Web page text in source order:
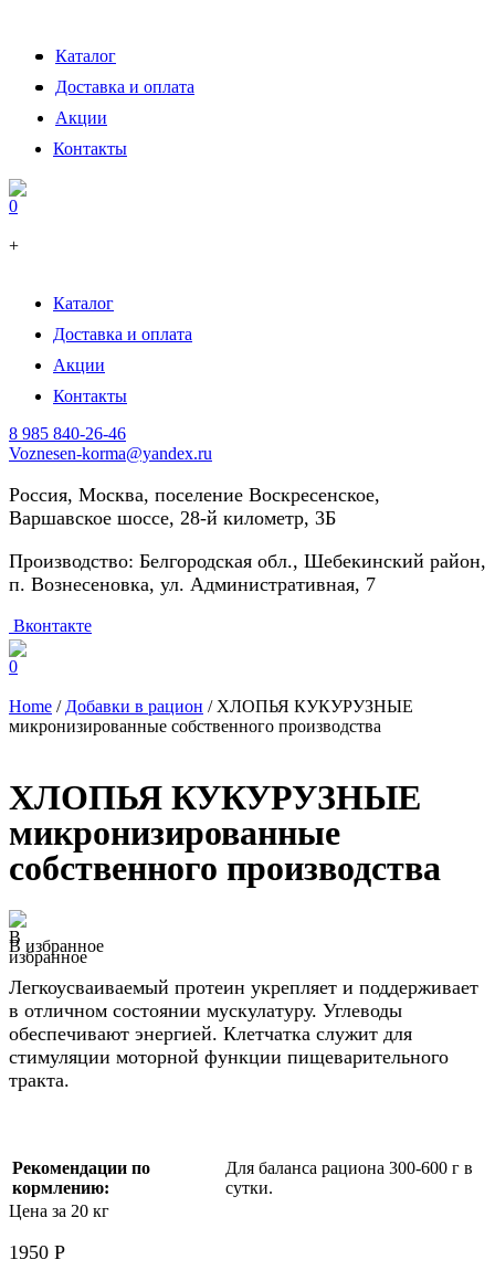
Каталог
Доставка и оплата
Акции
Контакты
0
+
Каталог
Доставка и оплата
Акции
Контакты
8 985 840-26-46
Voznesen-korma@yandex.ru
Россия, Москва, поселение Воскресенское,
Варшавское шоссе, 28-й километр, 3Б
Производство: Белгородская обл., Шебекинский район,
п. Вознесеновка, ул. Административная, 7
Вконтакте
0
Home / Добавки в рацион / ХЛОПЬЯ КУКУРУЗНЫЕ
микронизированные собственного производства
ХЛОПЬЯ КУКУРУЗНЫЕ
микронизированные
собственного производства
В избранное
Легкоусваиваемый протеин укрепляет и поддерживает
в отличном состоянии мускулатуру. Углеводы
обеспечивают энергией. Клетчатка служит для
стимуляции моторной функции пищеварительного
тракта.
Рекомендации по
кормлению:
Для баланса рациона 300-600 г в
сутки.
Цена за 20 кг
1950 Р